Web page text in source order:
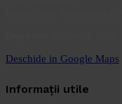
Deschide in Google Maps
Informații utile